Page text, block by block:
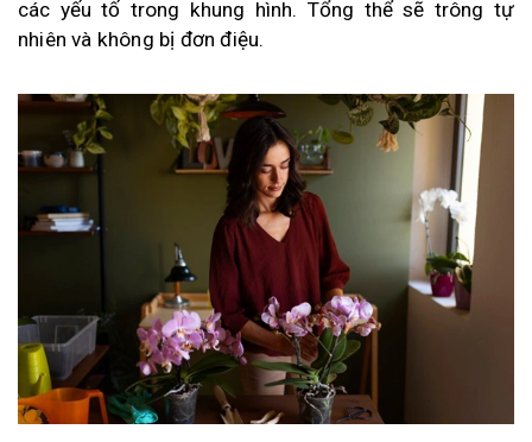
các yếu tố trong khung hình. Tổng thể sẽ trông tự
nhiên và không bị đơn điệu.